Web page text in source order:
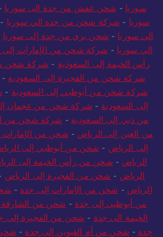
سوريا - شحن عفش من جدة الى سوريا
سوريا - شركة شحن من جدة الي سوريا -
الي سوريا - شحن بري من جدة إلى سوريا
الي سوريا - شركة شحن من الإمارات إلى
رأس الخيمة إلى السعودية - شركة شحن
شركة شحن من الفجيرة إلى السعودية -
شركة شحن من أبوظبي إلى السعودية -
إلى السعودية - شركة شحن من عجمان
من دبي إلى السعودية - شركة شحن من
من العين إلى الرياض - شحن من الإمارات
إلى الرياض - شحن من أبوظبي إلى
الرياض - شحن من رأس الخيمة إلى
الرياض - شحن من الفجيرة إلى الرياض
الرياض - شحن من الإمارات إلى جدة -
من أبوظبي إلى جدة - شحن من الشارقة
الخيمة الى جدة - شحن من الفجيرة إلى
جدة - شحن من أم القيوين إلى جدة -